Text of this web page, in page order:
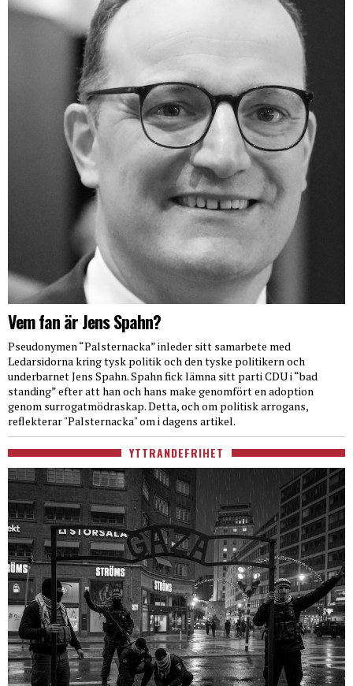
Vem fan är Jens Spahn?
Pseudonymen “Palsternacka” inleder sitt samarbete med
Ledarsidorna kring tysk politik och den tyske politikern och
underbarnet Jens Spahn. Spahn fick lämna sitt parti CDU i “bad
standing” efter att han och hans make genomfört en adoption
genom surrogatmödraskap. Detta, och om politisk arrogans,
reflekterar "Palsternacka" om i dagens artikel.
YTTRANDEFRIHET